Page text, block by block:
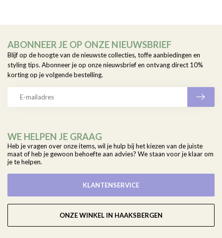
WE HELPEN JE GRAAG
Heb je vragen over onze items, wil je hulp bij het kiezen van de juiste
maat of heb je gewoon behoefte aan advies? We staan voor je klaar om
je te helpen.
KLANTENSERVICE
ONZE WINKEL IN HAAKSBERGEN
ABONNEER JE OP ONZE NIEUWSBRIEF
Blijf op de hoogte van de nieuwste collecties, toffe aanbiedingen en
styling tips. Abonneer je op onze nieuwsbrief en ontvang direct 10%
korting op je volgende bestelling.